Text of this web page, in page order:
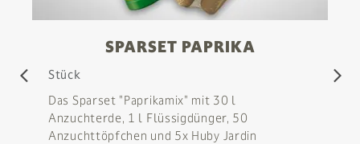
arrow_back_ios
SPARSET PAPRIKA
Stück
Das Sparset "Paprikamix" mit 30 l
Anzuchterde, 1 l Flüssigdünger, 50
Anzuchttöpfchen und 5x Huby Jardin
arrow_forward_ios